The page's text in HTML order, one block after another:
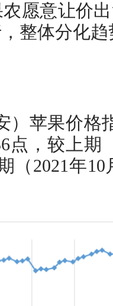
愿意让价
整体分化
）苹果价格
点，较上期
（2021年